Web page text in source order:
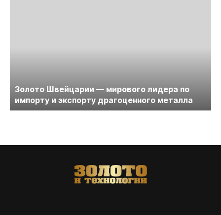
Золото Швейцарии — мирового лидера по
импорту и экспорту драгоценного металла